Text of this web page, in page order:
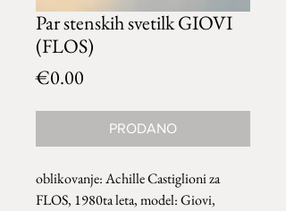
Par stenskih svetilk GIOVI
(FLOS)
€0.00
PRODANO
oblikovanje: Achille Castiglioni za
FLOS, 1980ta leta, model: Giovi,